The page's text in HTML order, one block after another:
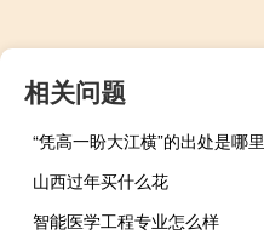
相关问题
“凭高一盼大江横”的出处是哪里
山西过年买什么花
智能医学工程专业怎么样